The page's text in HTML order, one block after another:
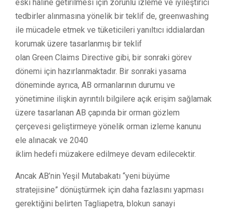
eski haline getirilmesi için zorunlu izleme ve iyileştirici
tedbirler alınmasına yönelik bir teklif de, greenwashing
ile mücadele etmek ve tüketicileri yanıltıcı iddialardan
korumak üzere tasarlanmış bir teklif
olan Green Claims Directive gibi, bir sonraki görev
dönemi için hazırlanmaktadır. Bir sonraki yasama
döneminde ayrıca, AB ormanlarının durumu ve
yönetimine ilişkin ayrıntılı bilgilere açık erişim sağlamak
üzere tasarlanan AB çapında bir orman gözlem
çerçevesi geliştirmeye yönelik orman izleme kanunu
ele alınacak ve 2040
iklim hedefi müzakere edilmeye devam edilecektir.
Ancak AB’nin Yeşil Mutabakatı “yeni büyüme
stratejisine” dönüştürmek için daha fazlasını yapması
gerektiğini belirten Tagliapetra, blokun sanayi